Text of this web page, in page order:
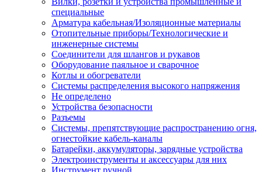
специальные
Арматура кабельная/Изоляционные материалы
Отопительные приборы/Технологические и
инженерные системы
Соединители для шлангов и рукавов
Оборудование паяльное и сварочное
Котлы и обогреватели
Системы распределения высокого напряжения
Не определено
Устройства безопасности
Разъемы
Системы, препятствующие распространению огня,
огнестойкие кабель-каналы
Батарейки, аккумуляторы, зарядные устройства
Электроинструменты и аксессуары для них
Инструмент ручной